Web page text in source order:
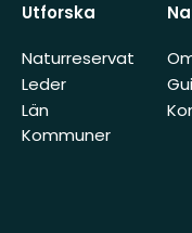
Utforska
Naturreservat
Leder
Län
Kommuner